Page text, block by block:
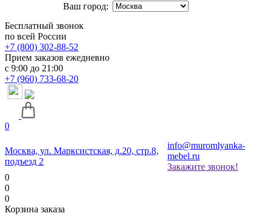
Ваш город:
Бесплатный звонок
по всей России
+7 (800) 302-88-52
Прием заказов ежедневно
с 9:00 до 21:00
+7 (960) 733-68-20
0
Москва, ул. Марксистская, д.20, стр.8,
подъезд 2
info@muromlyanka-
mebel.ru
Закажите звонок!
0
0
0
Корзина заказа